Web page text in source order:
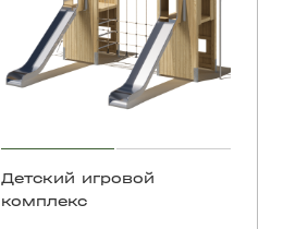
Детский игровой
комплекс